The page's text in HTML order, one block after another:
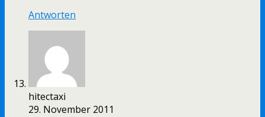
Antworten
hitectaxi
29. November 2011